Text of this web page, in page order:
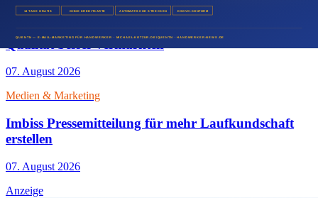
Metzgereien mit E-Mail-Marketing regionale
Qualität besser vermarkten
07. August 2026
Medien & Marketing
Imbiss Pressemitteilung für mehr Laufkundschaft
erstellen
07. August 2026
Anzeige